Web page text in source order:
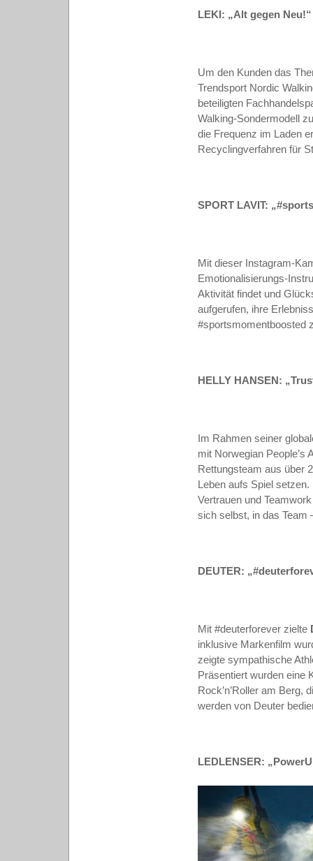
LEKI: „Alt gegen Neu!“
Um den Kunden das
Trendsport Nordic
beteiligten
Walking-Sondermodell
die Frequenz im Laden
Recyclingverfahren für
SPORT LAVIT:
Mit dieser Instagram-
Emotionalisierungs-
Aktivität findet und
aufgerufen, ihre
#sportsmomentboosted
HELLY HANSEN:
Im Rahmen seiner
mit Norwegian
Rettungsteam aus über
Leben aufs Spiel
Vertrauen und
sich selbst, in das Team
DEUTER:
Mit #deuterforever zielte
inklusive Markenfilm
zeigte sympathische
Präsentiert wurden eine
Rock’n’Roller am Berg,
werden von Deuter
LEDLENSER: